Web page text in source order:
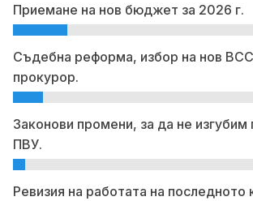
Приемане на нов бюджет за 2026 г.
Съдебна реформа, избор на нов ВСС
прокурор.
Законови промени, за да не изгубим
ПВУ.
Ревизия на работата на последното